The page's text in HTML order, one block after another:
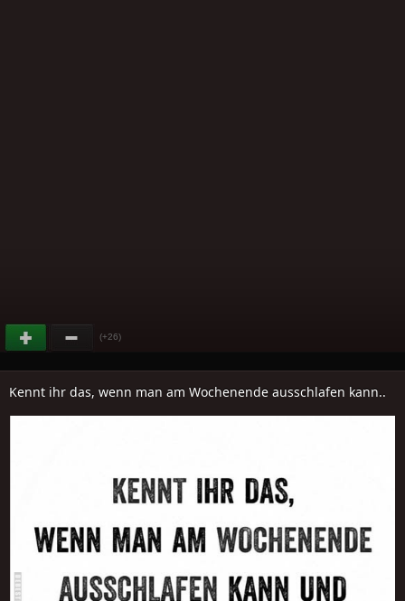
(+26)
Kennt ihr das, wenn man am Wochenende ausschlafen kann..